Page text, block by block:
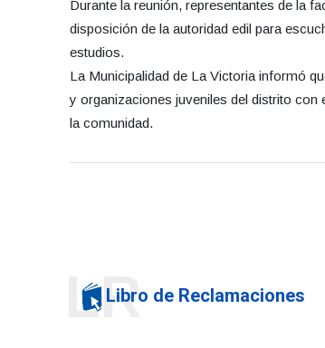
Durante la reunión, representantes de la
disposición de la autoridad edil para
estudios.
La Municipalidad de La Victoria informó
y organizaciones juveniles del distrito
la comunidad.
Libro de Reclamaciones
LR